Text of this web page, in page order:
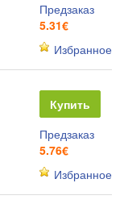
Предзаказ
5.31€
Избранное
Купить
Предзаказ
5.76€
Избранное